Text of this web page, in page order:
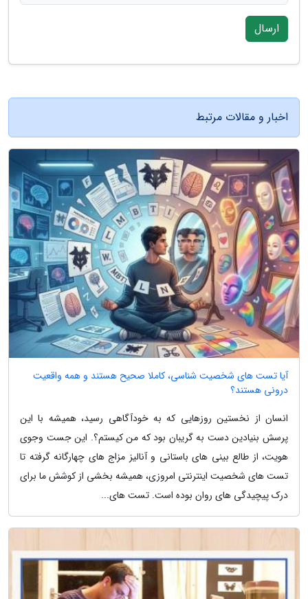
ارسال
اخبار و مقالات مرتبط
آیا تست های شخصیت شناسی، کاملا صحیح هستند و همه واقعیت
درونی هستند؟
انسان از نخستین روزهایی که به خودآگاهی رسید، همیشه با این
پرسش بنیادین دست به گریبان بود که من کیستم؟. این جست وجوی
هویت، از طالع بینی های باستانی و آنالیز مزاج های چهارگانه گرفته تا
تست های شخصیت اینترنتی امروزی، همیشه بخشی از کوشش ما برای
درک پیچیدگی های روان بوده است. تست های...